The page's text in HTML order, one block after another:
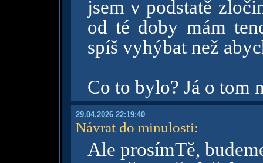
jsem v podstatě
od té doby mám
spíš vyhýbat než
Co to bylo? Já o tom
29.04.2026 22:19:40
Návrat do minulosti:
Ale prosímTě,